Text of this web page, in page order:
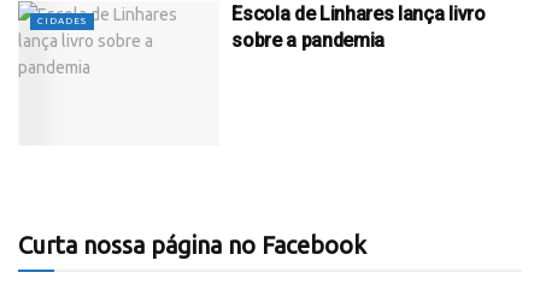
CIDADES
Escola de Linhares lança livro
sobre a pandemia
Curta nossa página no Facebook